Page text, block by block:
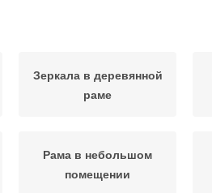
Зеркала в деревянной
раме
Рама в небольшом
помещении